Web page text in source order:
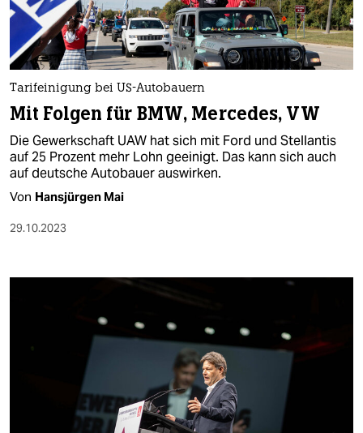
Tarifeinigung bei US-Autobauern
Mit Folgen für BMW, Mercedes, VW
Die Gewerkschaft UAW hat sich mit Ford und Stellantis
auf 25 Prozent mehr Lohn geeinigt. Das kann sich auch
auf deutsche Autobauer auswirken.
Von Hansjürgen Mai
29.10.2023